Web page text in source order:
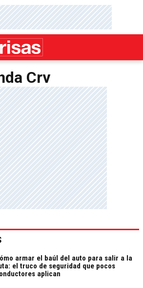
Crv
armar el baúl del auto para salir a la
el truco de seguridad que pocos
aplican